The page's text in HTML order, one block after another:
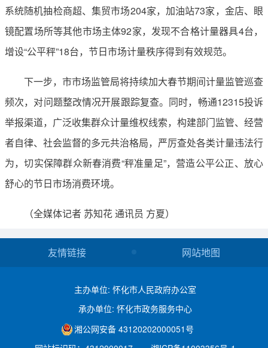
系统随机抽检商超、集贸市场204家，加油站73家，金店、眼
镜配置场所等其他市场主体92家，发现不合格计量器具4台，
增设“公平秤”18台，节日市场计量秩序得到有效规范。
下一步，市市场监管局将持续加大春节期间计量监管巡查
频次，对问题整改情况开展跟踪复查。同时，畅通12315投诉
举报渠道，广泛收集群众计量维权线索，构建部门监管、经营
者自律、社会监督的多元共治格局，严厉查处各类计量违法行
为，切实保障群众新春消费“秤准量足”，营造公平公正、放心
舒心的节日市场消费环境。
（全媒体记者 苏知花 通讯员 方夏）
友情链接 网站地图
主办单位: 怀化市人民政府办公室
承办单位: 怀化市政务服务中心
湘公网安备 43120202000051号